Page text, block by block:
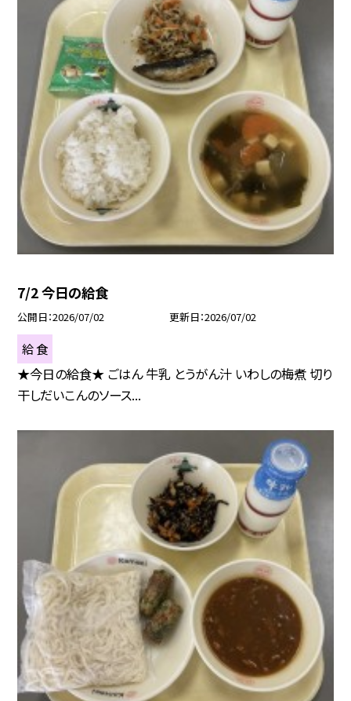
7/2 今日の給食
公開日 2026/07/02 更新日 2026/07/02
給 食
★今日の給食★ ごはん 牛乳 とうがん汁 いわしの梅煮 切り
干しだいこんのソース...